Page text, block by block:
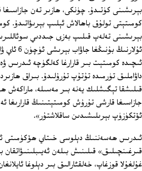
بېرىشىنى كۈتىدۇ. چۈنكى، ھازىر تەن
كومىتېتى تولۇق باھالاش ئېلىپ بېرىۋاتىدۇ.
بېرىشىنى تەلەپ قىلىپ بەزى جىددىي
ئىچىدە كومىتېت بىر قارارغا كەلگۈچە ئىدرىس
داۋاملىق تۈرمىدە تۇتۇپ تۇرۇلىدۇ. بىراق
قىلىشقا تېگىشلىك يەنە بىر مەسىلە، ماراكەش
جازاسىغا قارشى تۇرۇش كومىتېتىنىڭ قارارىغا
ئۆتكۈزۈپ بېرىلىشىدىن ساقلاشتۇر».
ئىدرىس ھەسەننىڭ دېلوسى خىتاي ھۆكۈمىتى
قىرغىنچىلىق» قىلىنىش بىلەن ئەيىبلىنىۋاتقان
غۇلغۇلا قوزغاپ، خەلقئارالىق بىر دېلوغا